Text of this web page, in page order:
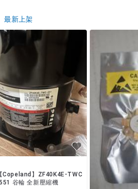
最新上架
【Copeland】ZF40K4E-TWC
谷輪 全新壓縮機